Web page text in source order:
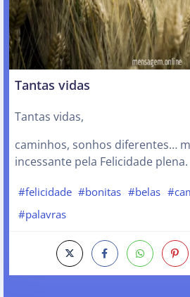
Tantas vidas
Tantas vidas,
caminhos, sonhos diferentes…
incessante pela Felicidade plena.
#felicidade #bonitas #belas
#palavras